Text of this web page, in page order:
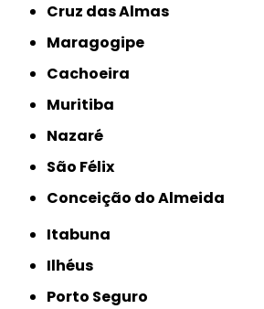
Cruz das Almas
Maragogipe
Cachoeira
Muritiba
Nazaré
São Félix
Conceição do Almeida
Itabuna
Ilhéus
Porto Seguro